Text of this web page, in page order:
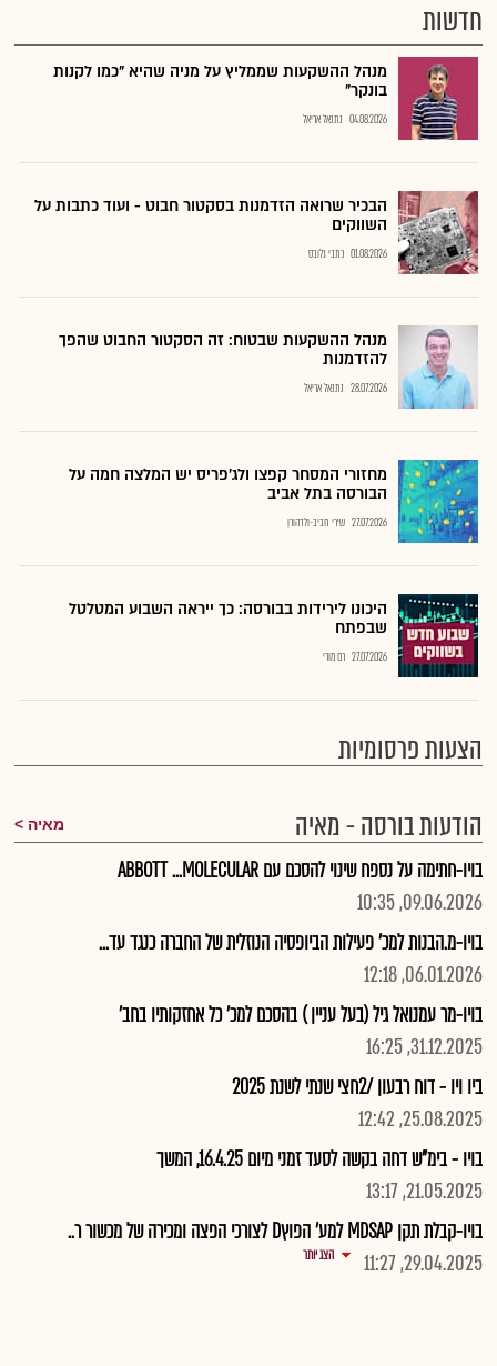
חדשות
מנהל ההשקעות שממליץ על מניה שהיא "כמו לקנות
בונקר"
04.08.2026 נתנאל אריאל
הבכיר שרואה הזדמנות בסקטור חבוט - ועוד כתבות על
השווקים
01.08.2026 כתבי גלובס
מנהל ההשקעות שבטוח: זה הסקטור החבוט שהפך
להזדמנות
28.07.2026 נתנאל אריאל
מחזורי המסחר קפצו ולג'פריס יש המלצה חמה על
הבורסה בתל אביב
27.07.2026 שירי חביב-ולדהורן
היכונו לירידות בבורסה: כך ייראה השבוע המטלטל
שבפתח
27.07.2026 רם מורי
הצעות פרסומיות
הודעות בורסה - מאיה
מאיה
בויו-חתימה על נספח שינוי להסכם עם ABBOTT ...MOLECULAR
09.06.2026, 10:35
בויו-מ.הבנות למכ' פעילות הביופסיה הנוזלית של החברה כנגד עד...
06.01.2026, 12:18
בויו-מר עמנואל גיל (בעל עניין ) בהסכם למכ' כל אחזקותיו בחב'
31.12.2025, 16:25
ביו ויו - דוח רבעון /2חצי שנתי לשנת 2025
25.08.2025, 12:42
בויו - בימ"ש דחה בקשה לסעד זמני מיום 16.4.25, המשך
21.05.2025, 13:17
בויו-קבלת תקן MDSAP למע' הפוץD לצורכי הפצה ומכירה של מכשור ר..
29.04.2025, 11:27
הצג יותר